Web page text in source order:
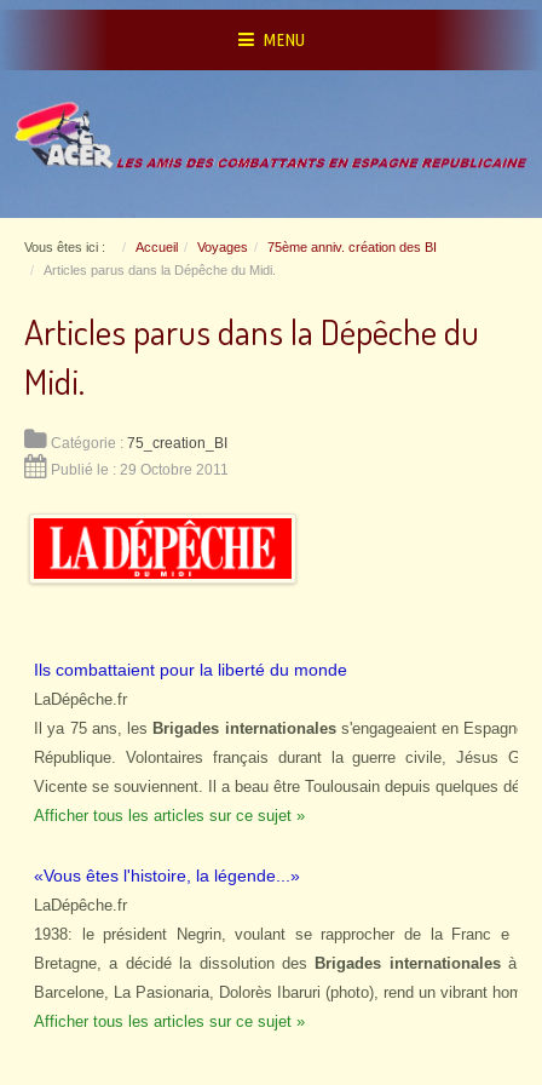
MENU
Vous êtes ici : Accueil Voyages
75ème anniv. création des BI
Articles parus dans la Dépêche du Midi.
Articles parus dans la Dépêche du
Midi.
Catégorie : 75_creation_BI
Publié le : 29 Octobre 2011
Ils combattaient pour la liberté du monde
LaDépêche.fr
Il ya 75 ans, les Brigades internationaless'engageaient en Espagne
République. Volontaires français durant la guerre civile, Jésus
Vicente se souviennent. Il a beau être Toulousain depuis quelques
Afficher tous les articles sur ce sujet »
«Vous êtes l'histoire, la légende...»
LaDépêche.fr
1938: le président Negrin, voulant se rapprocher de la Franc e et
Bretagne, a décidé la dissolution des Brigades internationalesà la
Barcelone, La Pasionaria, Dolorès Ibaruri (photo), rend un vibrant
Afficher tous les articles sur ce sujet »